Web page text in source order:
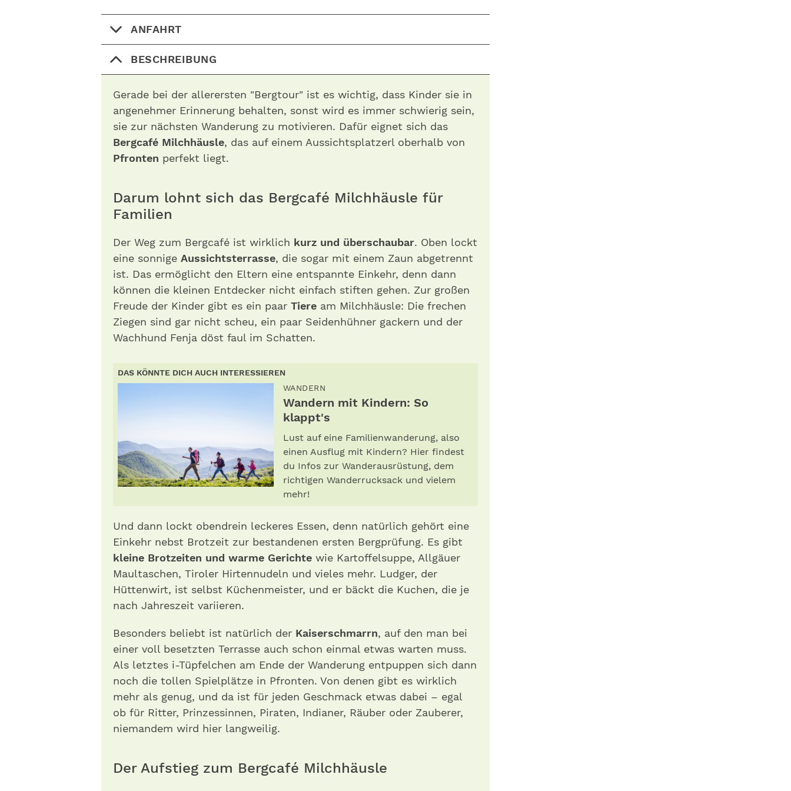
ANFAHRT
BESCHREIBUNG
Gerade bei der allerersten "Bergtour" ist es wichtig, dass Kinder sie in
angenehmer Erinnerung behalten, sonst wird es immer schwierig sein,
sie zur nächsten Wanderung zu motivieren. Dafür eignet sich das
Bergcafé Milchhäusle, das auf einem Aussichtsplatzerl oberhalb von
Pfronten perfekt liegt.
Darum lohnt sich das Bergcafé Milchhäusle für
Familien
Der Weg zum Bergcafé ist wirklich kurz und überschaubar. Oben lockt
eine sonnige Aussichtsterrasse, die sogar mit einem Zaun abgetrennt
ist. Das ermöglicht den Eltern eine entspannte Einkehr, denn dann
können die kleinen Entdecker nicht einfach stiften gehen. Zur großen
Freude der Kinder gibt es ein paar Tiere am Milchhäusle: Die frechen
Ziegen sind gar nicht scheu, ein paar Seidenhühner gackern und der
Wachhund Fenja döst faul im Schatten.
DAS KÖNNTE DICH AUCH INTERESSIEREN
WANDERN
Wandern mit Kindern: So
klappt's
Lust auf eine Familienwanderung, also
einen Ausflug mit Kindern? Hier findest
du Infos zur Wanderausrüstung, dem
richtigen Wanderrucksack und vielem
mehr!
Und dann lockt obendrein leckeres Essen, denn natürlich gehört eine
Einkehr nebst Brotzeit zur bestandenen ersten Bergprüfung. Es gibt
kleine Brotzeiten und warme Gerichte wie Kartoffelsuppe, Allgäuer
Maultaschen, Tiroler Hirtennudeln und vieles mehr. Ludger, der
Hüttenwirt, ist selbst Küchenmeister, und er bäckt die Kuchen, die je
nach Jahreszeit variieren.
Besonders beliebt ist natürlich der Kaiserschmarrn, auf den man bei
einer voll besetzten Terrasse auch schon einmal etwas warten muss.
Als letztes i-Tüpfelchen am Ende der Wanderung entpuppen sich dann
noch die tollen Spielplätze in Pfronten. Von denen gibt es wirklich
mehr als genug, und da ist für jeden Geschmack etwas dabei – egal
ob für Ritter, Prinzessinnen, Piraten, Indianer, Räuber oder Zauberer,
niemandem wird hier langweilig.
Der Aufstieg zum Bergcafé Milchhäusle